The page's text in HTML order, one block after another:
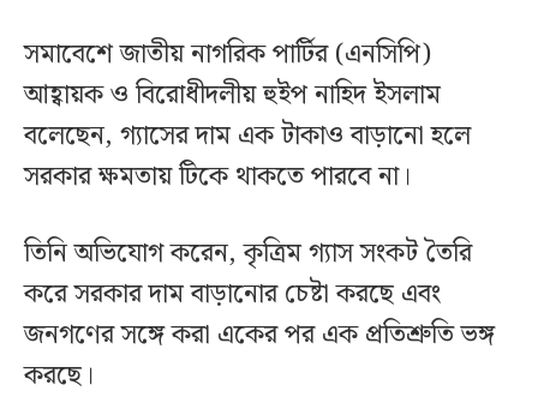
সমাবেশে জাতীয় নাগরিক পার্টির (এনসিপি)
আহ্বায়ক ও বিরোধীদলীয় হুইপ নাহিদ ইসলাম
বলেছেন, গ্যাসের দাম এক টাকাও বাড়ানো হলে
সরকার ক্ষমতায় টিকে থাকতে পারবে না।
তিনি অভিযোগ করেন, কৃত্রিম গ্যাস সংকট তৈরি
করে সরকার দাম বাড়ানোর চেষ্টা করছে এবং
জনগণের সঙ্গে করা একের পর এক প্রতিশ্রুতি ভঙ্গ
করছে।